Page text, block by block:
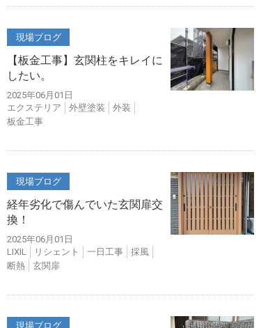
現場ブログ
【板金工事】玄関柱をキレイに
したい。
2025年06月01日
エクステリア
外壁塗装
外装
板金工事
現場ブログ
経年劣化で傷んでいた玄関扉交
換！
2025年06月01日
LIXIL
リシェント 一日工事
採風
断熱
玄関扉
現場ブログ